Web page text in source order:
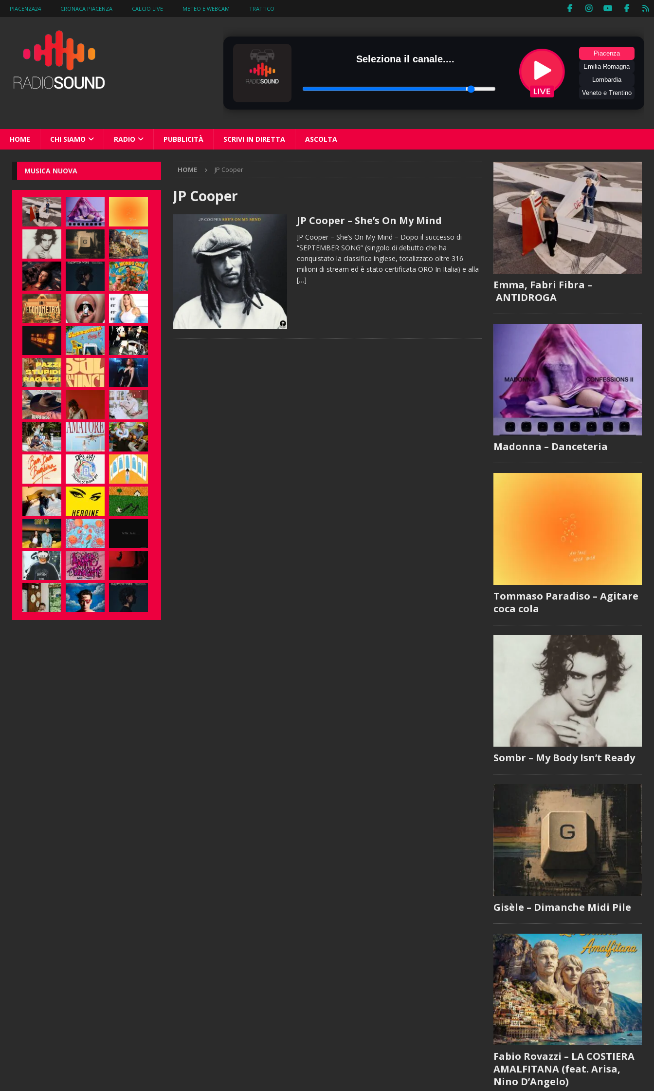
PIACENZA24 CRONACA PIACENZA CALCIO LIVE METEO E WEBCAM TRAFFICO
Seleziona il canale....
Piacenza
Emilia Romagna
Lombardia
Veneto e Trentino
HOME CHI SIAMO RADIO PUBBLICITÀ SCRIVI IN DIRETTA ASCOLTA
HOME JP Cooper
JP Cooper
JP Cooper – She’s On My Mind
JP Cooper – She’s On My Mind – Dopo il successo di
“SEPTEMBER SONG” (singolo di debutto che ha
conquistato la classifica inglese, totalizzato oltre 316
milioni di stream ed è stato certificata ORO In Italia) e alla
[…]
MUSICA NUOVA
Emma, Fabri Fibra –
ANTIDROGA
Madonna – Danceteria
Tommaso Paradiso – Agitare
coca cola
Sombr – My Body Isn’t Ready
Gisèle – Dimanche Midi Pile
Fabio Rovazzi – LA COSTIERA
AMALFITANA (feat. Arisa,
Nino D’Angelo)